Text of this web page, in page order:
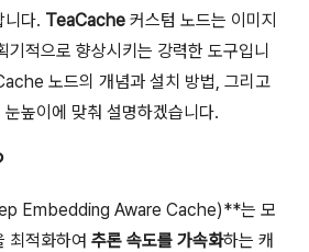
니다. TeaCache 커스텀 노드는 이미지
기적으로 향상시키는 강력한 도구입니
노드의 개념과 설치 방법, 그리고
높이에 맞춰 설명하겠습니다.
Embedding Aware Cache)**는 모
최적화하여 추론 속도를 가속화하는 캐